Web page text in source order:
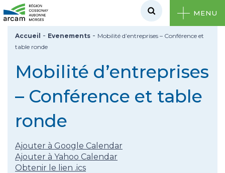
MENU
Accueil - Evenements - Mobilité d’entreprises – Conférence et
table ronde
Mobilité d’entreprises
– Conférence et table
ronde
Ajouter à Google Calendar
Ajouter à Yahoo Calendar
Obtenir le lien .ics